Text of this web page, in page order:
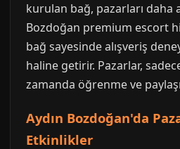
kurulan bağ, pazarları daha
Bozdoğan premium escort
bağ sayesinde alışveriş
haline getirir. Pazarlar,
zamanda öğrenme ve
Aydın Bozdoğan'da
Etkinlikler